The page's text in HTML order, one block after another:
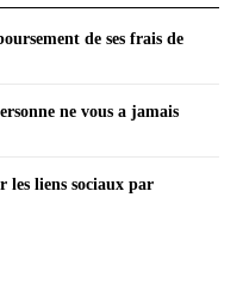
de ses frais de
ne vous a jamais
les liens sociaux par